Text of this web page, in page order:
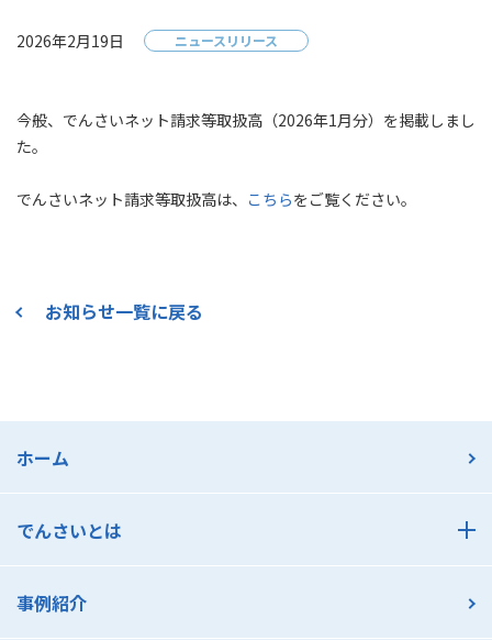
2026年2月19日 ニュースリリース
今般、でんさいネット請求等取扱高（2026年1月分）を掲載しまし
た。
でんさいネット請求等取扱高は、 こちらをご覧ください。
お知らせ一覧に戻る
ホーム
でんさいとは
でんさいとは
でんさいのメリット 支払利用編
事例紹介